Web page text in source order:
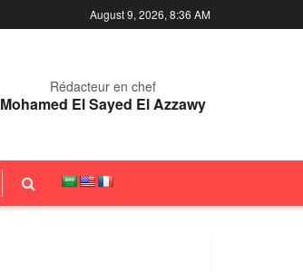
August 9, 2026, 8:36 AM
Rédacteur en chef
Mohamed El Sayed El Azzawy